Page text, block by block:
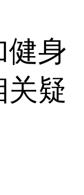
健身
关疑